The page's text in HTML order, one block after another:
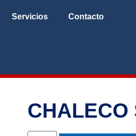
Servicios Contacto
CHALECO